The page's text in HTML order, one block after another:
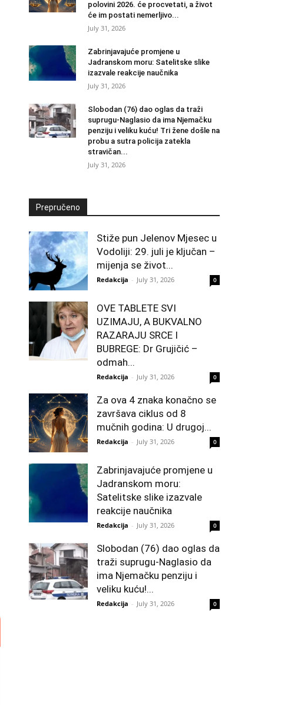
polovini 2026. će procvetati, a život
će im postati nemerljivo...
July 31, 2026
Zabrinjavajuće promjene u
Jadranskom moru: Satelitske slike
izazvale reakcije naučnika
July 31, 2026
Slobodan (76) dao oglas da traži
suprugu-Naglasio da ima Njemačku
penziju i veliku kuću! Tri žene došle na
probu a sutra policija zatekla
stravičan...
July 31, 2026
Prepručeno
Stiže pun Jelenov Mjesec u
Vodoliji: 29. juli je ključan –
mijenja se život...
Redakcija - July 31, 2026 0
OVE TABLETE SVI
UZIMAJU, A BUKVALNO
RAZARAJU SRCE I
BUBREGE: Dr Grujičić –
odmah...
Redakcija - July 31, 2026 0
Za ova 4 znaka konačno se
završava ciklus od 8
mučnih godina: U drugoj...
Redakcija - July 31, 2026 0
Zabrinjavajuće promjene u
Jadranskom moru:
Satelitske slike izazvale
reakcije naučnika
Redakcija - July 31, 2026 0
Slobodan (76) dao oglas da
traži suprugu-Naglasio da
ima Njemačku penziju i
veliku kuću!...
Redakcija - July 31, 2026 0